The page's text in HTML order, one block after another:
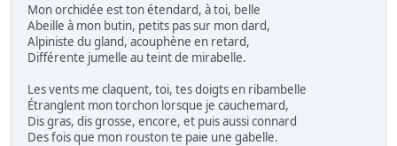
Mon orchidée est ton étendard, à toi, belle
Abeille à mon butin, petits pas sur mon dard,
Alpiniste du gland, acouphène en retard,
Différente jumelle au teint de mirabelle.
Les vents me claquent, toi, tes doigts en ribambelle
Étranglent mon torchon lorsque je cauchemard,
Dis gras, dis grosse, encore, et puis aussi connard
Des fois que mon rouston te paie une gabelle.